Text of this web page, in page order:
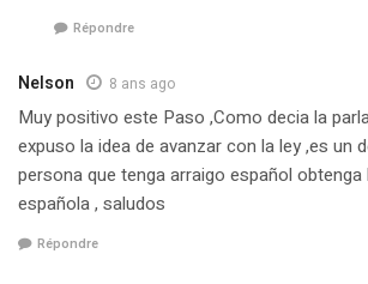
Répondre
Nelson 8 ans ago
Muy positivo este Paso ,Como decia la
expuso la idea de avanzar con la ley ,es un
persona que tenga arraigo español obtenga
española , saludos
Répondre